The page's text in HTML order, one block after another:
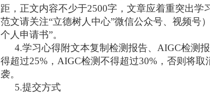
距，正文内容不少于2500字，文章应着重突出学
范文请关注“立德树人中心”微信公众号、视频号
个人申请书”。
4.学习心得附文本复制检测报告、AIGC检测
得超过25%，AIGC检测不得超过30%，否则将
袭。
5.提交方式